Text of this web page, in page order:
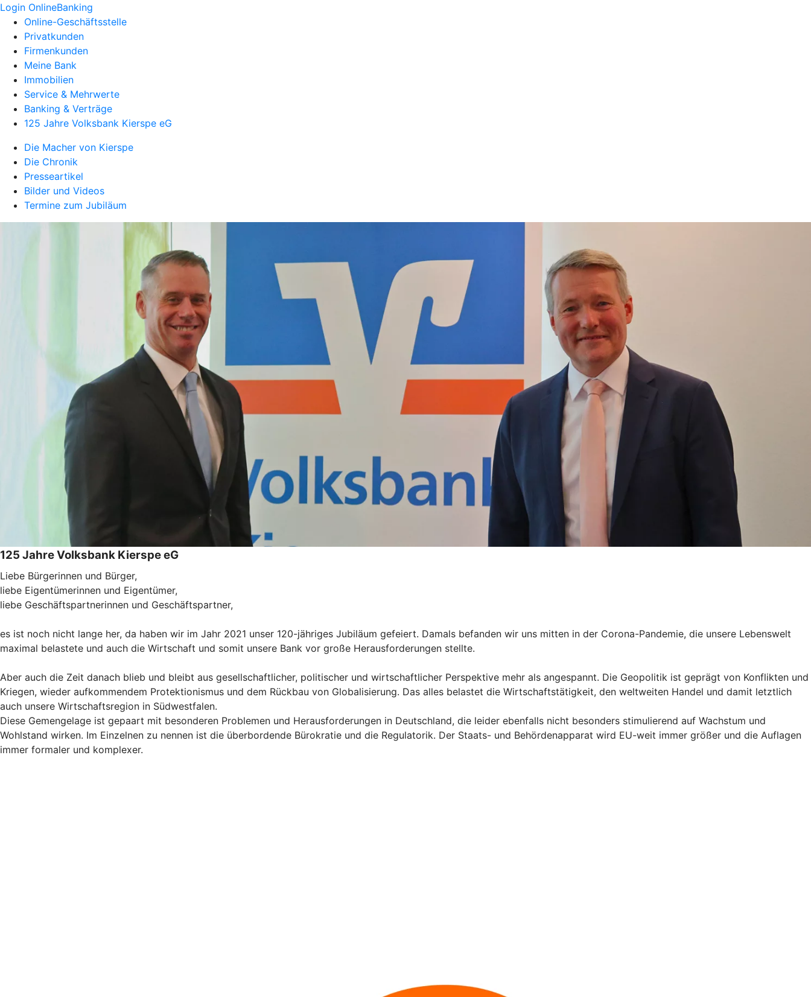
Login OnlineBanking
Online-Geschäftsstelle
Privatkunden
Firmenkunden
Meine Bank
Immobilien
Service & Mehrwerte
Banking & Verträge
125 Jahre Volksbank Kierspe eG
Die Macher von Kierspe
Die Chronik
Presseartikel
Bilder und Videos
Termine zum Jubiläum
125 Jahre Volksbank Kierspe eG
Liebe Bürgerinnen und Bürger,
liebe Eigentümerinnen und Eigentümer,
liebe Geschäftspartnerinnen und Geschäftspartner,
es ist noch nicht lange her, da haben wir im Jahr 2021 unser 120-jähriges Jubiläum gefeiert. Damals befanden wir uns mitten in der Corona-Pandemie, die unsere Lebenswelt
maximal belastete und auch die Wirtschaft und somit unsere Bank vor große Herausforderungen stellte.
Aber auch die Zeit danach blieb und bleibt aus gesellschaftlicher, politischer und wirtschaftlicher Perspektive mehr als angespannt. Die Geopolitik ist geprägt von Konflikten und
Kriegen, wieder aufkommendem Protektionismus und dem Rückbau von Globalisierung. Das alles belastet die Wirtschaftstätigkeit, den weltweiten Handel und damit letztlich
auch unsere Wirtschaftsregion in Südwestfalen.
Diese Gemengelage ist gepaart mit besonderen Problemen und Herausforderungen in Deutschland, die leider ebenfalls nicht besonders stimulierend auf Wachstum und
Wohlstand wirken. Im Einzelnen zu nennen ist die überbordende Bürokratie und die Regulatorik. Der Staats- und Behördenapparat wird EU-weit immer größer und die Auflagen
immer formaler und komplexer.